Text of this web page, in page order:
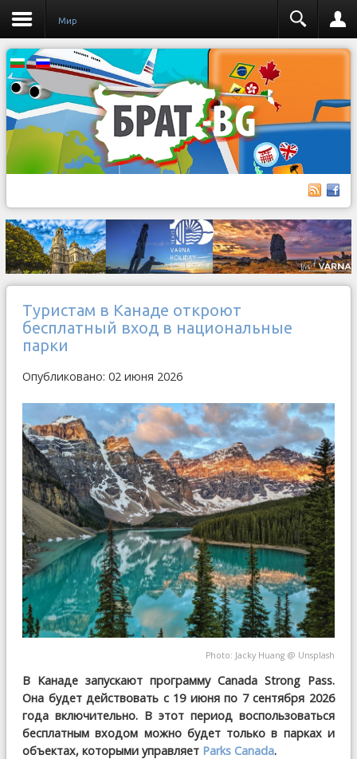
Мир
Туристам в Канаде откроют
бесплатный вход в национальные
парки
Опубликовано: 02 июня 2026
Photo: Jacky Huang @ Unsplash
В Канаде запускают программу Canada Strong Pass.
Она будет действовать с 19 июня по 7 сентября 2026
года включительно. В этот период воспользоваться
бесплатным входом можно будет только в парках и
объектах, которыми управляет Parks Canada.